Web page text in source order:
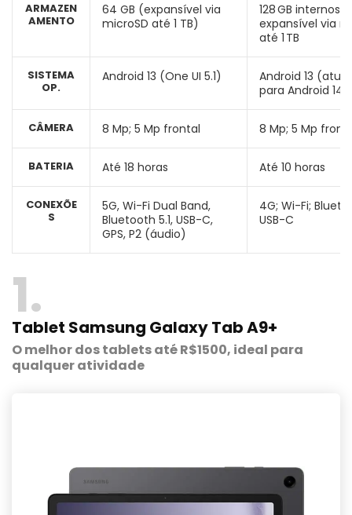
ARMAZEN
AMENTO
SISTEMA
OP.
CÂMERA
BATERIA
CONEXÕE
S
64 GB (expansível via
microSD até 1 TB)
Android 13 (One UI 5.1)
8 Mp; 5 Mp frontal
Até 18 horas
5G, Wi-Fi Dual Band,
Bluetooth 5.1, USB-C,
GPS, P2 (áudio)
128 GB internos,
expansível via
até 1 TB
Android 13
para Android 14)
8 Mp; 5 Mp
Até 10 horas
4G; Wi-Fi;
USB-C
1
Tablet Samsung Galaxy Tab A9+
O melhor dos tablets até R$1500, ideal para
qualquer atividade